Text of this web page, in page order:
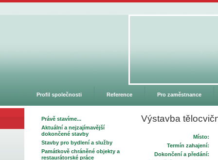
Výstavba
Místo:
Termín zahajení:
Dokončení a předání:
Právě stavíme...
Aktuální a nejzajímavější
dokončené stavby
Stavby pro bydlení a služby
Památkově chráněné objekty a
restaurátorské práce
Profil společnosti Reference Pro zaměstnance